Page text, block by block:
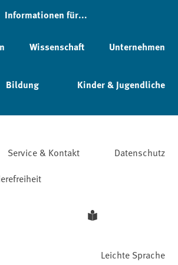
Informationen für...
Wissenschaft Unternehmen
Bildung Kinder & Jugendliche
Service & Kontakt
Datenschutz
Leichte Sprache